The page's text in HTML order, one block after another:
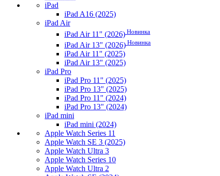
iPad
iPad A16 (2025)
iPad Air
iPad Air 11" (2026) Новинка
iPad Air 13" (2026) Новинка
iPad Air 11" (2025)
iPad Air 13" (2025)
iPad Pro
iPad Pro 11" (2025)
iPad Pro 13" (2025)
iPad Pro 11" (2024)
iPad Pro 13" (2024)
iPad mini
iPad mini (2024)
Apple Watch Series 11
Apple Watch SE 3 (2025)
Apple Watch Ultra 3
Apple Watch Series 10
Apple Watch Ultra 2